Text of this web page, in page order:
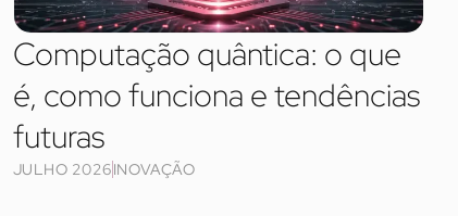
Computação quântica: o que
é, como funciona e tendências
futuras
JULHO 2026INOVAÇÃO